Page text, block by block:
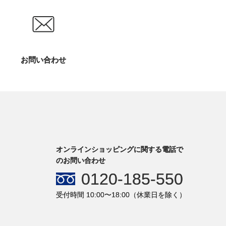
お問い合わせ
オンラインショッピングに関する電話で
のお問い合わせ
0120-185-550
受付時間 10:00〜18:00（休業日を除く）